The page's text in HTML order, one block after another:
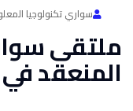
سواري تكنولوجيا
المنعقد في